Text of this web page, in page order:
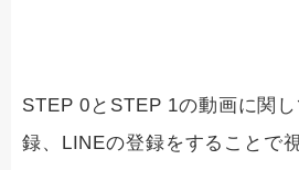
STEP 0とSTEP 1の動画に関
録、LINEの登録をすることで